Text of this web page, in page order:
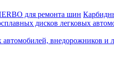
для ремонта шин
дисков легковых
внедорожников и